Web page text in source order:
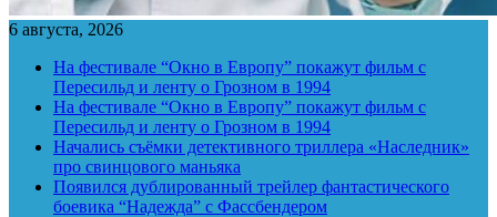
6 августа, 2026
На фестивале “Окно в Европу” покажут фильм с
Пересильд и ленту о Грозном в 1994
На фестивале “Окно в Европу” покажут фильм с
Пересильд и ленту о Грозном в 1994
Начались съёмки детективного триллера «Наследник»
про свинцового маньяка
Появился дублированный трейлер фантастического
боевика “Надежда” с Фассбендером